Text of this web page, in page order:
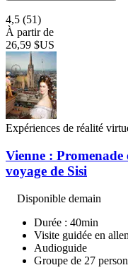
4,5 (51)
À partir de
26,59 $US
Expériences de réalité
Vienne :
voyage de Sisi
Disponible demain
Durée : 40min
Visite guidée en
Audioguide
Groupe de 27